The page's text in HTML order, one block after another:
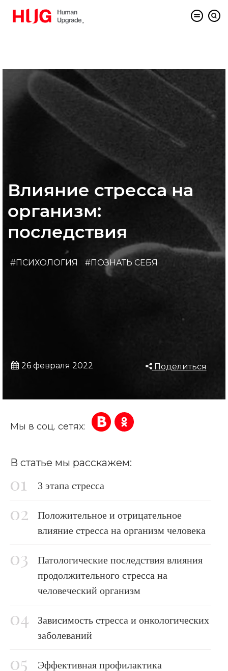
Влияние стресса на
организм:
последствия
#ПСИХОЛОГИЯ #ПОЗНАТЬ СЕБЯ
26 февраля 2022 Поделиться
Мы в соц. сетях:
В статье мы расскажем:
3 этапа стресса
Положительное и отрицательное
влияние стресса на организм человека
Патологические последствия влияния
продолжительного стресса на
человеческий организм
Зависимость стресса и онкологических
заболеваний
Эффективная профилактика